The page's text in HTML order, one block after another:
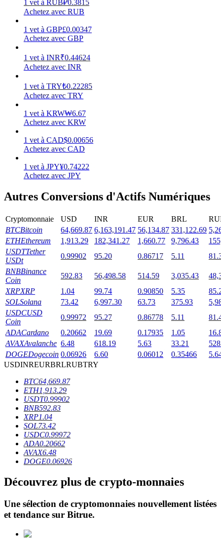
Cochon de puissance
Jalonnement
Des rendements élevés et un accès instantané
Launchpool
Staking flexible pour gagner des jetons populaires
Blocages BTR
Des investissements exclusifs pour les détenteurs de BTR
Prêts
1 vet à RUB₽0.3815
Achetez avec RUB
1 vet à GBP£0.00347
Achetez avec GBP
1 vet à INR₹0.44624
Achetez avec INR
1 vet à TRY₺0.22285
Achetez avec TRY
1 vet à KRW₩6.67
Achetez avec KRW
1 vet à CAD$0.00656
Achetez avec CAD
1 vet à JPY¥0.74222
Achetez avec JPY
Autres Conversions d'Actifs Numériques
Cryptomonnaie USD INR EUR BRL
BTCBitcoin 64,669.87 6,163,191.47 56,134.87 331,122.69
ETHEthereum 1,913.29 182,341.27 1,660.77 9,796.43
USDTTether
USDt
0.99902 95.20 0.86717 5.11
BNBBinance
Coin
592.83 56,498.58 514.59 3,035.43
XRPXRP 1.04 99.74 0.90850 5.35
SOLSolana 73.42 6,997.30 63.73 375.93
USDCUSD
Coin
0.99972 95.27 0.86778 5.11
ADACardano 0.20662 19.69 0.17935 1.05
AVAXAvalanche 6.48 618.19 5.63 33.21
DOGEDogecoin 0.06926 6.60 0.06012 0.35466
USDINREURBRLRUBTRY
BTC64,669.87
ETH1,913.29
USDT0.99902
BNB592.83
XRP1.04
SOL73.42
USDC0.99972
ADA0.20662
AVAX6.48
DOGE0.06926
Découvrez plus de crypto-monnaies
Une sélection de cryptomonnaies nouvellement listées
et tendance sur Bitrue.